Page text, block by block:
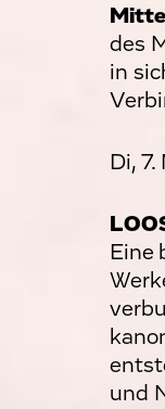
des
in
Di,
Eine
und